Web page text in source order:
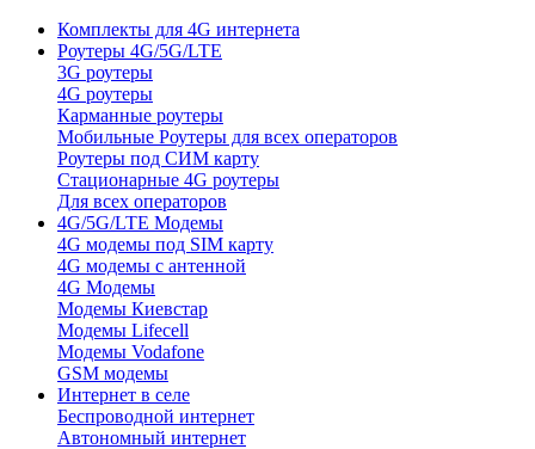
Комплекты для 4G интернета
Роутеры 4G/5G/LTE
3G роутеры
4G роутеры
Карманные роутеры
Мобильные Роутеры для всех операторов
Роутеры под СИМ карту
Стационарные 4G роутеры
Для всех операторов
4G/5G/LTE Модемы
4G модемы под SIM карту
4G модемы с антенной
4G Модемы
Модемы Киевстар
Модемы Lifecell
Модемы Vodafone
GSM модемы
Интернет в селе
Беспроводной интернет
Автономный интернет